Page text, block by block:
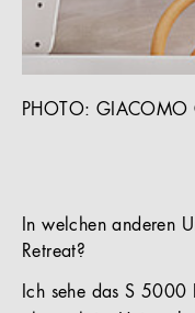
PHOTO: GIACOMO
In welchen anderen
Retreat?
Ich sehe das S 5000